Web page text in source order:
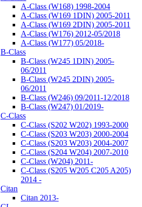
A-Class (W168) 1998-2004
A-Class (W169 1DIN) 2005-2011
A-Class (W169 2DIN) 2005-2011
A-Class (W176) 2012-05/2018
A-Class (W177) 05/2018-
B-Class
B-Class (W245 1DIN) 2005-
06/2011
B-Class (W245 2DIN) 2005-
06/2011
B-Class (W246) 09/2011-12/2018
B-Class (W247) 01/2019-
C-Class
C-Class (S202 W202) 1993-2000
C-Class (S203 W203) 2000-2004
C-Class (S203 W203) 2004-2007
C-Class (S204 W204) 2007-2010
C-Class (W204) 2011-
C-Class (S205 W205 C205 A205)
2014 -
Citan
Citan 2013-